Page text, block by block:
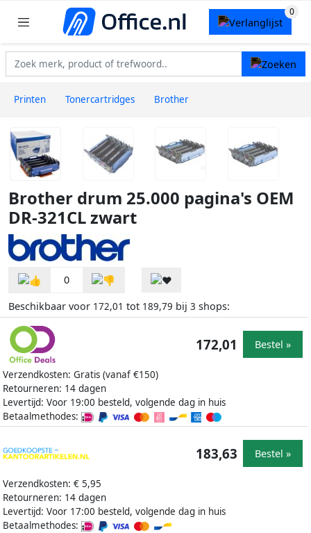
Printen Tonercartridges Brother
Brother drum 25.000 pagina's OEM
DR-321CL zwart
0
Beschikbaar voor 172,01 tot 189,79 bij 3 shops:
Verzendkosten: Gratis (vanaf €150)
Retourneren: 14 dagen
Levertijd: Voor 19:00 besteld, volgende dag in huis
Betaalmethodes:
172,01 Bestel »
Verzendkosten: € 5,95
Retourneren: 14 dagen
Levertijd: Voor 17:00 besteld, volgende dag in huis
Betaalmethodes:
183,63 Bestel »